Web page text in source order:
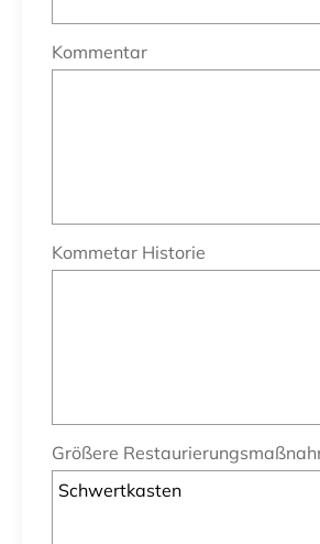
Kommentar
Kommetar Historie
Größere